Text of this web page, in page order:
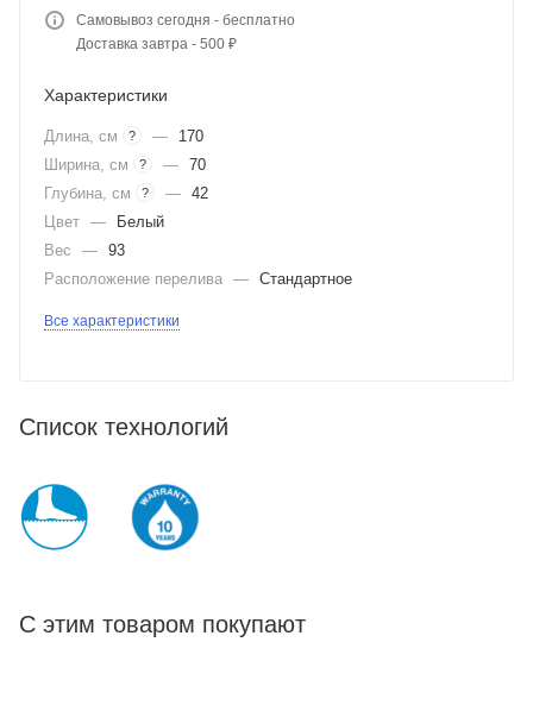
Самовывоз сегодня - бесплатно
Доставка завтра - 500 ₽
Характеристики
Длина, см ? —
170
Ширина, см
? — 70
Глубина, см
? — 42
Цвет —
Белый
Вес
— 93
Расположение перелива — Стандартное
Все характеристики
Список технологий
С этим товаром покупают